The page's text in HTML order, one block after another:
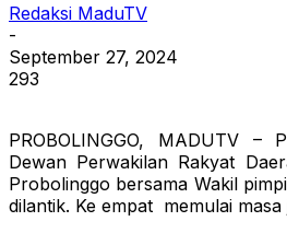
Redaksi MaduTV
-
September 27, 2024
293
PROBOLINGGO, MADUTV –
Dewan Perwakilan Rakyat
Probolinggo bersama Wakil
dilantik. Ke empat memulai